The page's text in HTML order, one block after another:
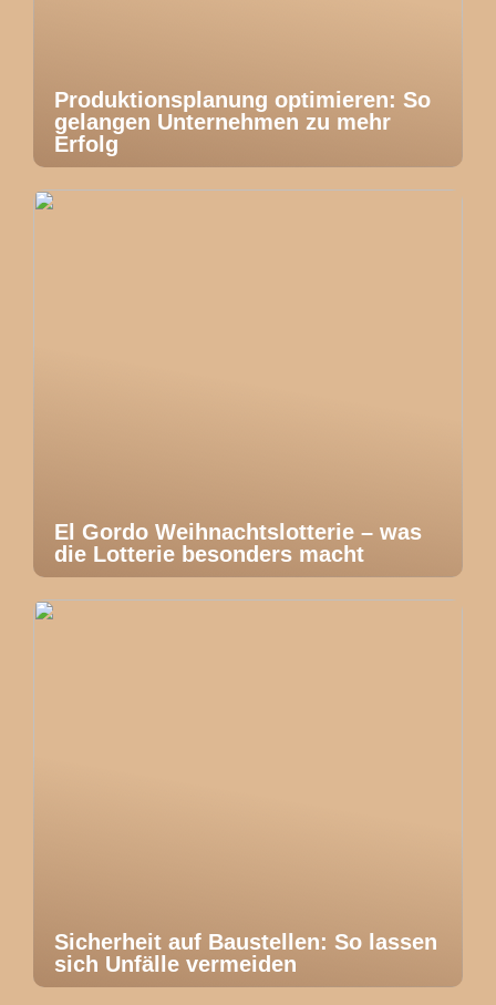
Produktionsplanung optimieren: So
gelangen Unternehmen zu mehr
Erfolg
El Gordo Weihnachtslotterie – was
die Lotterie besonders macht
Sicherheit auf Baustellen: So lassen
sich Unfälle vermeiden